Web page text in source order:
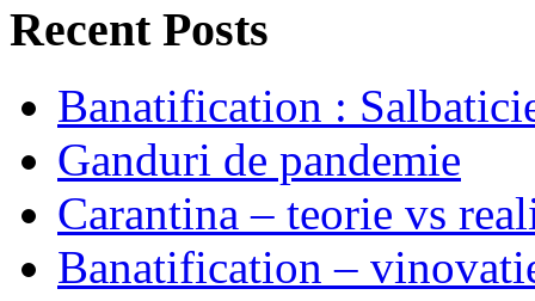
Recent Posts
Banatification :
Ganduri de pandemie
Carantina – teorie vs
Banatification –